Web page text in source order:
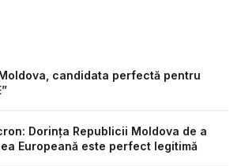
candidata perfectă pentru
Dorința Republicii Moldova de a
Europeană este perfect legitimă